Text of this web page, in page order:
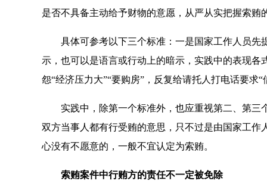
是否不具备主动给予财物的意愿，从严从实把握索贿
具体可参考以下三个标准：一是国家工作人员先
示，也可以是语言或行动上的暗示，实践中的表现
怨“经济压力大”“要购房”，反复给请托人打电话要
实践中，除第一个标准外，也应重视第二、第三
双方当事人都有行受贿的意思，只不过是由国家工
心没有不愿意的，一般不宜认定为索贿。
索贿案件中行贿方的责任不一定被免除